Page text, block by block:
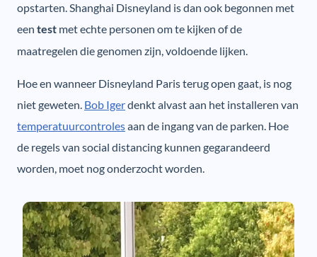
opstarten. Shanghai Disneyland is dan ook begonnen met
een test met echte personen om te kijken of de
maatregelen die genomen zijn, voldoende lijken.
Hoe en wanneer Disneyland Paris terug open gaat, is nog
niet geweten. Bob Igerdenkt alvast aan het installeren van
temperatuurcontrolesaan de ingang van de parken. Hoe
de regels van social distancing kunnen gegarandeerd
worden, moet nog onderzocht worden.